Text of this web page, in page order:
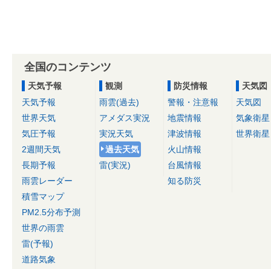
全国のコンテンツ
天気予報
天気予報
世界天気
気圧予報
2週間天気
長期予報
雨雲レーダー
積雪マップ
PM2.5分布予測
世界の雨雲
雷(予報)
道路気象
観測
雨雲(過去)
アメダス実況
実況天気
過去天気
雷(実況)
防災情報
警報・注意報
地震情報
津波情報
火山情報
台風情報
知る防災
天気図
天気図
気象衛星
世界衛星